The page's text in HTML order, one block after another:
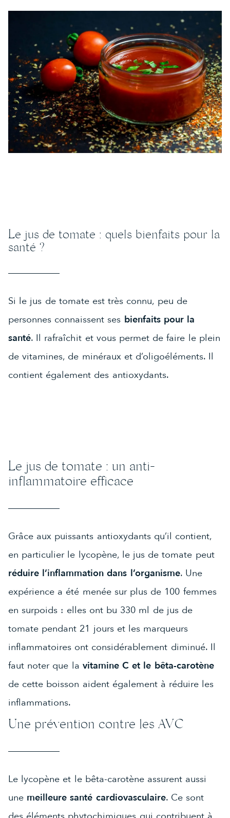
Le jus de tomate : quels bienfaits pour la
santé ?
Si le jus de tomate est très connu, peu de
personnes connaissent ses bienfaits pour la
santé. Il rafraîchit et vous permet de faire le plein
de vitamines, de minéraux et d’oligoéléments. Il
contient également des antioxydants.
Le jus de tomate : un anti-
inflammatoire efficace
Grâce aux puissants antioxydants qu’il contient,
en particulier le lycopène, le jus de tomate peut
réduire l’inflammation dans l’organisme. Une
expérience a été menée sur plus de 100 femmes
en surpoids : elles ont bu 330 ml de jus de
tomate pendant 21 jours et les marqueurs
inflammatoires ont considérablement diminué. Il
faut noter que la vitamine C et le bêta-carotène
de cette boisson aident également à réduire les
inflammations.
Une prévention contre les AVC
Le lycopène et le bêta-carotène assurent aussi
une meilleure santé cardiovasculaire. Ce sont